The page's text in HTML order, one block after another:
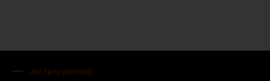
¡No te lo pierdas!